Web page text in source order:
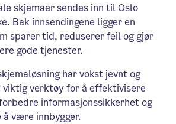
skjemaer sendes inn til Oslo
Bak innsendingene ligger en
sparer tid, reduserer feil og gjør
gode tjenester.
har vokst jevnt og
verktøy for å effektivisere
informasjonssikkerhet og
være innbygger.